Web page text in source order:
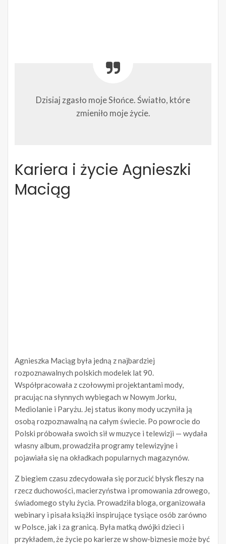
Dzisiaj zgasło moje Słońce. Światło, które
zmieniło moje życie.
Kariera i życie Agnieszki
Maciąg
Agnieszka Maciąg była jedną z najbardziej
rozpoznawalnych polskich modelek lat 90.
Współpracowała z czołowymi projektantami mody,
pracując na słynnych wybiegach w Nowym Jorku,
Mediolanie i Paryżu. Jej status ikony mody uczyniła ją
osobą rozpoznawalną na całym świecie. Po powrocie do
Polski próbowała swoich sił w muzyce i telewizji — wydała
własny album, prowadziła programy telewizyjne i
pojawiała się na okładkach popularnych magazynów.
Z biegiem czasu zdecydowała się porzucić błysk fleszy na
rzecz duchowości, macierzyństwa i promowania zdrowego,
świadomego stylu życia. Prowadziła bloga, organizowała
webinary i pisała książki inspirujące tysiące osób zarówno
w Polsce, jak i za granicą. Była matką dwójki dzieci i
przykładem, że życie po karierze w show-biznesie może być